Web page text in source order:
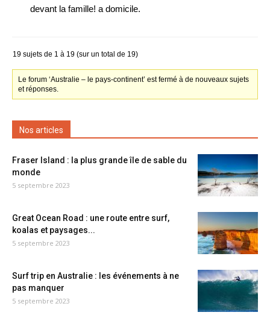
devant la famille! a domicile.
19 sujets de 1 à 19 (sur un total de 19)
Le forum ‘Australie – le pays-continent’ est fermé à de nouveaux sujets
et réponses.
Nos articles
Fraser Island : la plus grande île de sable du
monde
5 septembre 2023
Great Ocean Road : une route entre surf,
koalas et paysages...
5 septembre 2023
Surf trip en Australie : les événements à ne
pas manquer
5 septembre 2023